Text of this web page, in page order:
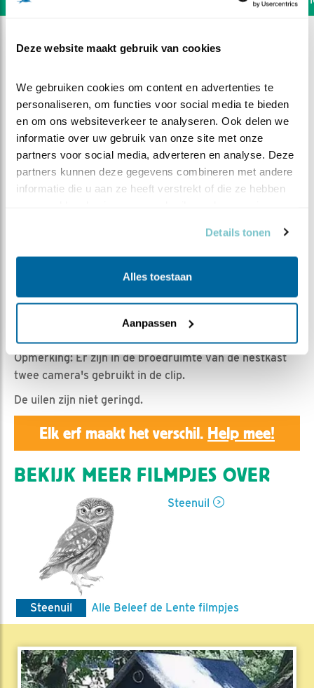
Deze website maakt gebruik van cookies
We gebruiken cookies om content en advertenties te
personaliseren, om functies voor social media te bieden
en om ons websiteverkeer te analyseren. Ook delen we
informatie over uw gebruik van onze site met onze
partners voor social media, adverteren en analyse. Deze
partners kunnen deze gegevens combineren met andere
informatie die u aan ze heeft verstrekt of die ze hebben
Details tonen
Alles toestaan
Aanpassen
Vertrek hoofdrolspelers
Geert | Geplaatst op 2 maart 2025, 7:01 |
Bewaar dit filmpje
229x
Opmerking: Er zijn in de broedruimte van de nestkast
twee camera's gebruikt in de clip.
De uilen zijn niet geringd.
Elk erf maakt het verschil. Help mee!
BEKIJK MEER FILMPJES OVER
Steenuil
Steenuil Alle Beleef de Lente filmpjes